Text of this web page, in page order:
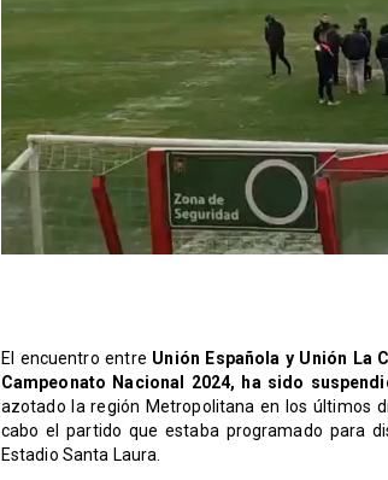
El encuentro entre Unión Española y Unión La
Campeonato Nacional 2024, ha sido
azotado la región Metropolitana en los últimos
cabo el partido que estaba programado para
Estadio Santa Laura.